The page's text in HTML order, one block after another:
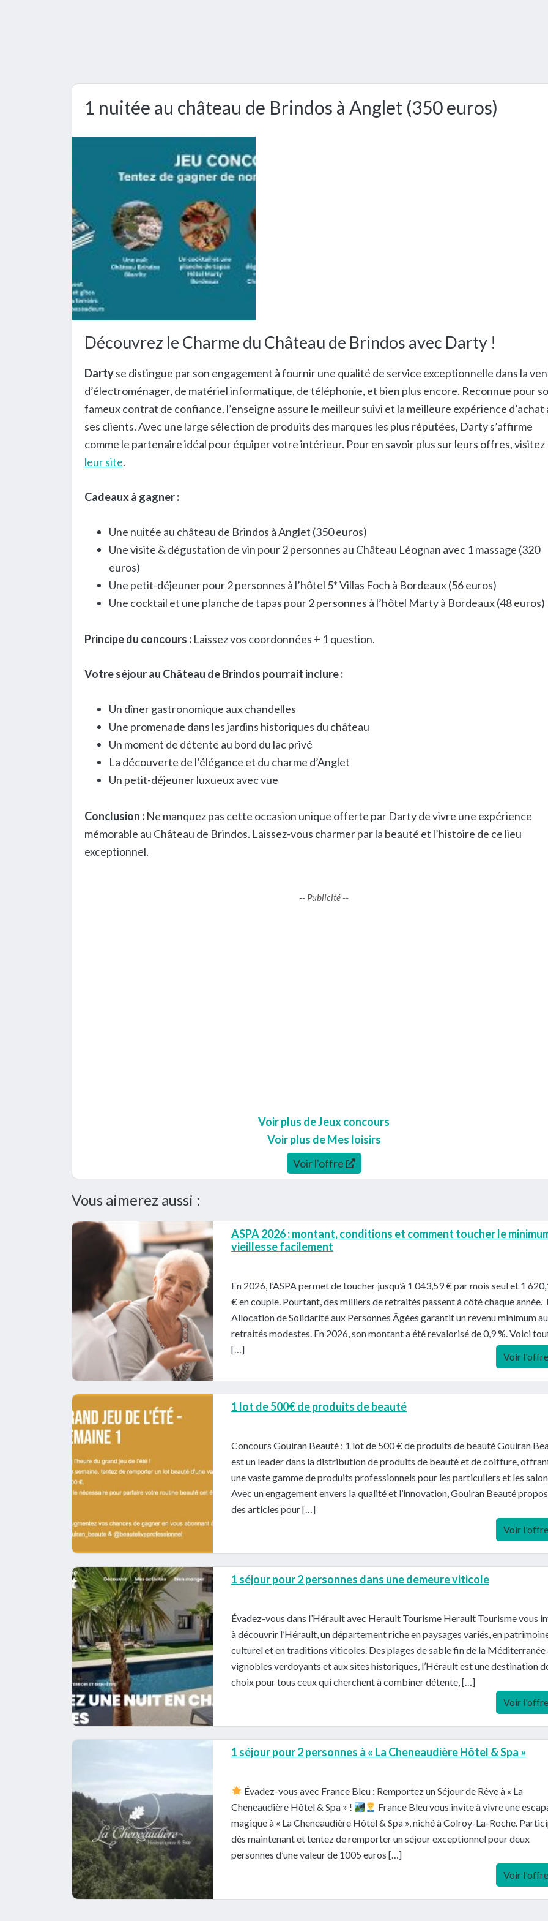
1 nuitée au château de Brindos à Anglet (350 euros)
Découvrez le Charme du Château de Brindos avec Darty !
Dartyse distingue par son engagement à fournir une qualité de service exceptionnelle dans la
d’électroménager, de matériel informatique, de téléphonie, et bien plus encore. Reconnue pour
fameux contrat de confiance, l’enseigne assure le meilleur suivi et la meilleure expérience d’achat
ses clients. Avec une large sélection de produits des marques les plus réputées, Darty s’affirme
comme le partenaire idéal pour équiper votre intérieur. Pour en savoir plus sur leurs offres, visitez
leur site.
Cadeaux à gagner :
Une nuitée au château de Brindos à Anglet (350 euros)
Une visite & dégustation de vin pour 2 personnes au Château Léognan avec 1 massage (320
euros)
Une petit-déjeuner pour 2 personnes à l’hôtel 5* Villas Foch à Bordeaux (56 euros)
Une cocktail et une planche de tapas pour 2 personnes à l’hôtel Marty à Bordeaux (48 euros)
Principe du concours : Laissez vos coordonnées + 1 question.
Votre séjour au Château de Brindos pourrait inclure :
Un dîner gastronomique aux chandelles
Une promenade dans les jardins historiques du château
Un moment de détente au bord du lac privé
La découverte de l’élégance et du charme d’Anglet
Un petit-déjeuner luxueux avec vue
Conclusion : Ne manquez pas cette occasion unique offerte par Darty de vivre une expérience
mémorable au Château de Brindos. Laissez-vous charmer par la beauté et l’histoire de ce lieu
exceptionnel.
-- Publicité --
Voir plus de Jeux concours
Voir plus de Mes loisirs
Voir l'offre
Vous aimerez aussi :
ASPA 2026 : montant, conditions et comment toucher le
vieillesse facilement
En 2026, l’ASPA permet de toucher jusqu’à 1 043,59 € par mois seul et 1
€ en couple. Pourtant, des milliers de retraités passent à côté chaque année.
Allocation de Solidarité aux Personnes Âgées garantit un revenu minimum
retraités modestes. En 2026, son montant a été revalorisé de 0,9 %. Voici
[…]
Voir
1 lot de 500€ de produits de beauté
Concours Gouiran Beauté : 1 lot de 500 € de produits de beauté Gouiran
est un leader dans la distribution de produits de beauté et de coiffure,
une vaste gamme de produits professionnels pour les particuliers et les
Avec un engagement envers la qualité et l’innovation, Gouiran Beauté
des articles pour […]
Voir
1 séjour pour 2 personnes dans une demeure viticole
Évadez-vous dans l’Hérault avec Herault Tourisme Herault Tourisme vous
à découvrir l’Hérault, un département riche en paysages variés, en
culturel et en traditions viticoles. Des plages de sable fin de la Méditerranée
vignobles verdoyants et aux sites historiques, l’Hérault est une destination
choix pour tous ceux qui cherchent à combiner détente, […]
Voir
1 séjour pour 2 personnes à « La Cheneaudière Hôtel & Spa »
Évadez-vous avec France Bleu : Remportez un Séjour de Rêve à « La
Cheneaudière Hôtel & Spa » !
France Bleu vous invite à vivre une
magique à « La Cheneaudière Hôtel & Spa », niché à Colroy-La-Roche.
dès maintenant et tentez de remporter un séjour exceptionnel pour deux
personnes d’une valeur de 1005 euros […]
Voir